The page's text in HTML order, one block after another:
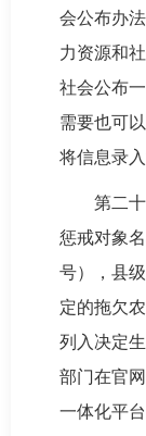
会公布办
力资源和
社会公布
需要也可
将信息录
第二
惩戒对象
号），县
定的拖欠
列入决定
部门在官
一体化平